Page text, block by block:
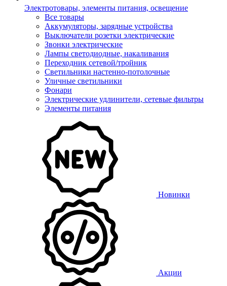
Электротовары, элементы питания, освещение
Все товары
Аккумуляторы, зарядные устройства
Выключатели розетки электрические
Звонки электрические
Лампы светодиодные, накаливания
Переходник сетевой/тройник
Светильники настенно-потолочные
Уличные светильники
Фонари
Электрические удлинители, сетевые фильтры
Элементы питания
Новинки
Акции